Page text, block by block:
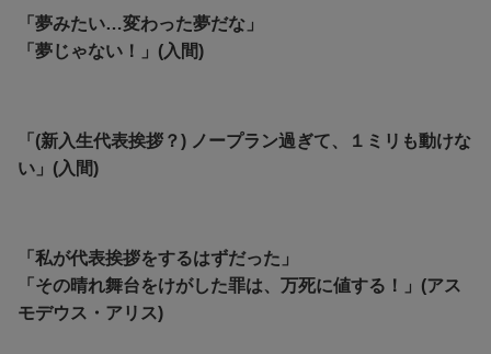
「夢みたい…変わった夢だな」
「夢じゃない！」(入間)
「(新入生代表挨拶？) ノープラン過ぎて、１ミリも動けな
い」(入間)
「私が代表挨拶をするはずだった」
「その晴れ舞台をけがした罪は、万死に値する！」(アス
モデウス・アリス)